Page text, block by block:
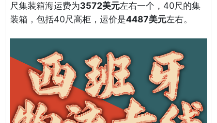
尺集装箱海运费为3572美元左右一个，40尺的集
装箱，包括40尺高柜，运价是4487美元左右。